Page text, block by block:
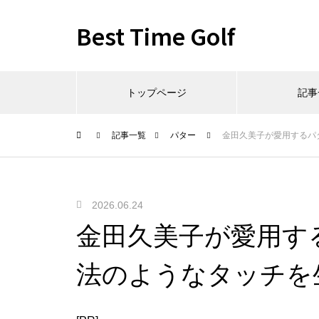
Best Time Golf
トップページ 記
記事一覧 パター 金田久美子が愛用する
2026.06.24
金田久美子が愛用
法のようなタッチを